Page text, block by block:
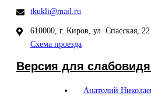
tkukli@mail.ru
610000, г. Киров, ул. Спасская, 22
Схема проезда
Версия для
Анатолий